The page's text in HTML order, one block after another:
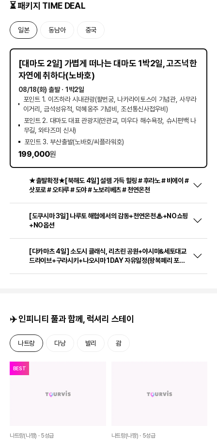
⏳ 패키지 TIME DEAL
일본 동남아 중국
남은 시간 D-9
[대마도 2일] 가볍게 떠나는 대마도 1박2일, 고즈넉한
자연에 취하다(노바호)
08/18(화) 출발ㆍ1박2일
포인트 1. 이즈하라 시내관광(팔번궁, 나카라이토스이 기념관, 사무라
이거리, 금석성유적, 덕혜옹주 기념비, 조선통신사접우비)
포인트 2. 대마도 대표 관광지(만관교, 미우다 해수욕장, 슈시편백 나
무길, 와타즈미 신사)
포인트 3. 부산출발(노바호/씨플라워호)
199,000원
★출발확정★[북해도 4일] 설렘 가득 힐링＃후라노＃비에이＃
삿포로＃오타루＃도야＃노보리베츠＃천연온천
[도쿠시마 3일] 나루토 해협에서의 감동+천연온천♨+NO쇼핑
+NO옵션
[다카마츠 4일] 소도시 클래식, 리츠린 공원+야시마&세토대교
드라이브+구라시키+나오시마 1DAY 자유일정(왕복페리 포함)
✈️ 인피니티 풀과 함께, 럭셔리 스테이
나트랑 다낭 발리 괌
BEST
나트랑(나짱) · 5성급 나트랑(나짱) · 5성급